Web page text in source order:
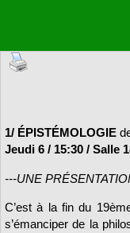
1/ ÉPISTÉMOLOGIE
Jeudi 6 / 15:30 / Salle
---UNE
C’est à la fin du
s’émanciper de la